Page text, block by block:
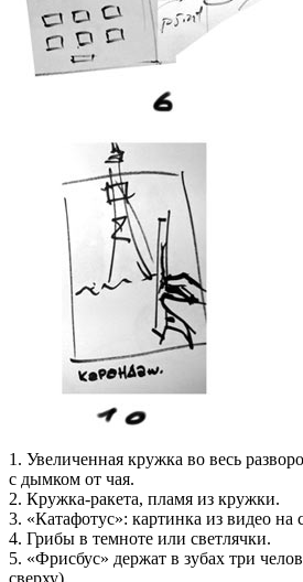
1. Увеличенная кружка во весь
с дымком от чая.
2. Кружка-ракета, пламя из кружки.
3. «Катафотус»: картинка из видео на
4. Грибы в темноте или светлячки.
5. «Фрисбус» держат в зубах три
сверху).